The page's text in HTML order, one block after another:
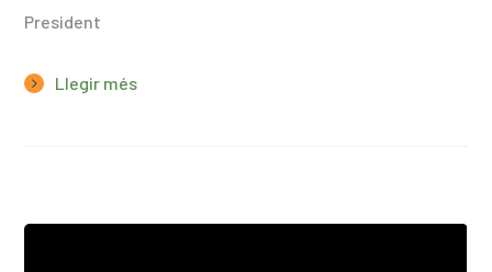
President
Llegir més